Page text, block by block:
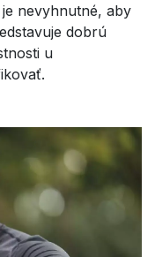
nevyhnutné, aby
dobrú
u